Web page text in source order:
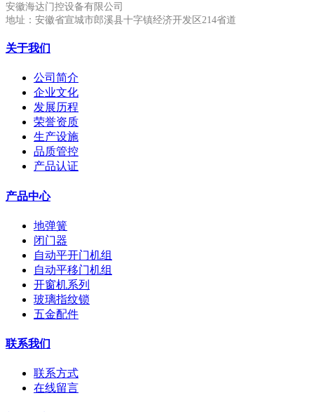
安徽海达门控设备有限公司
地址：安徽省宣城市郎溪县十字镇经济开发区214省道
关于我们
公司简介
企业文化
发展历程
荣誉资质
生产设施
品质管控
产品认证
产品中心
地弹簧
闭门器
自动平开门机组
自动平移门机组
开窗机系列
玻璃指纹锁
五金配件
联系我们
联系方式
在线留言